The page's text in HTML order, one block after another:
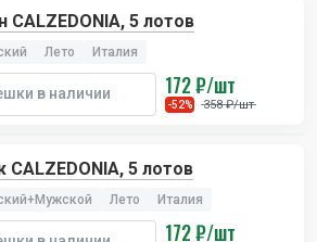
5 лотов
Лето Италия
в наличии 172 ₽/шт
-52% 358 ₽/шт
5 лотов
Лето Италия
172 ₽/шт